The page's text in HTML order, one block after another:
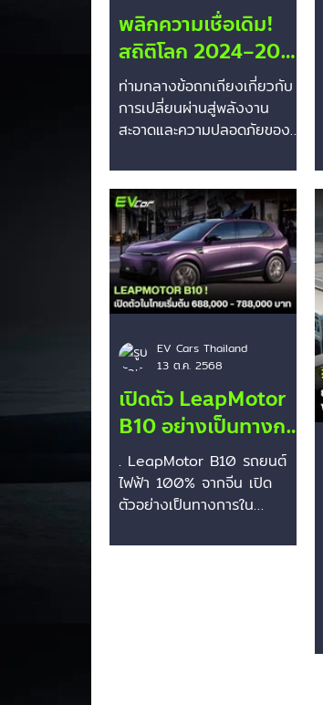
พลิกความเชื่อเดิม!
สถิติโลก 2024–2025
เผยรถยนต์ Hybrid
และน้ำมัน มีอัตราเกิด
ไฟไหม้สูงกว่ารถไฟฟ้า
ท่ามกลางข้อถกเถียงเกี่ยวกับ
การเปลี่ยนผ่านสู่พลังงาน
สะอาดและความปลอดภัยของ
อุบัติภัยทางถนนทั่วโลกในรอบปี
2024–2025 ได้สะท้อนข้อเท็จ
จริงทางวิทยาศาสตร์ข้อมูลที่
สวนทางกับความเข้าใจของ
สาธารณชน โดยพบว่ารถยนต์
ไฟฟ้าแบตเตอรี่ (BEV) มีอัตรา
ความเสี่ยงในการเกิดเพลิงไหม้
เคลื่อนรูปแบบอื่น สรุปสถิติ
อัตราการเกิดเพลิงไหม้ (ต่อยอด
ขายรถยนต์ 100,000 คัน)
1.รถยนต์ไฟฟ้าแบตเตอรี่ (BEV):
มีอัตราการเกิดเพลิงไหม้เฉลี่ย
เพียง 25 คัน (คิดเป็น
0.025%)..
เปิดตัว LeapMotor
B10 อย่างเป็นทางการ
ในไทย — รถยนต์ไฟฟ้า
100% ภายใต้เครือ
Stellantis ราคาเริ่ม
. LeapMotor B10 รถยนต์
ไฟฟ้า 100% จากจีน เปิด
ตัวอย่างเป็นทางการใน
พระนครยนตรการ” เป็นผู้จัด
EV Cars Thailand
13 ต.ค. 2568